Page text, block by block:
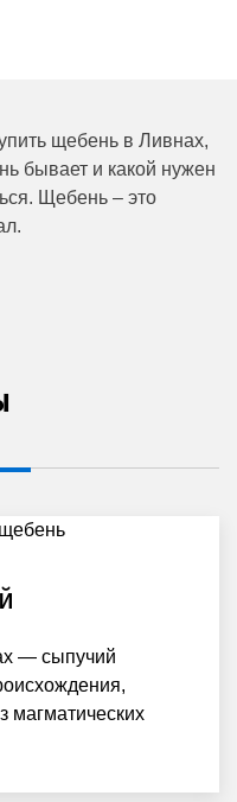
щебень в Ливнах,
бывает и какой нужен
Щебень – это
— сыпучий
магматических